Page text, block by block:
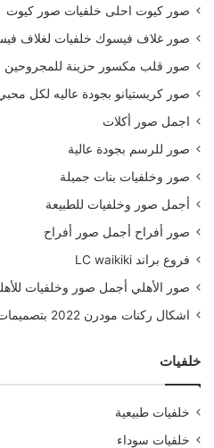
صور كيوت احلى خلفيات صور كيوت
صور غلاف فيسوك خلفيات لغلاف
صور قلب مكسور حزينة للمجروحين
صور كريستيانو بجودة عاليه لكل محبي
اجمل صور أكلات
صور للرسم بجودة عالية
صور وخلفيات بنات جميلة
أجمل صور وخلفيات للطبيعة
صور أفراح أجمل صور أفراح
فروع براند LC waikiki
صور الأهلي أجمل صور وخلفيات
اشكال ركنات مودرن 2022 بتصميمات رائعة
خلفيات
خلفيات طبيعية
خلفيات سوداء